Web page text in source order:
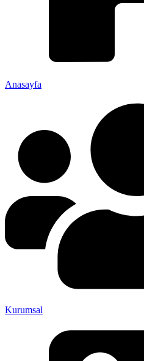
Anasayfa
Kurumsal